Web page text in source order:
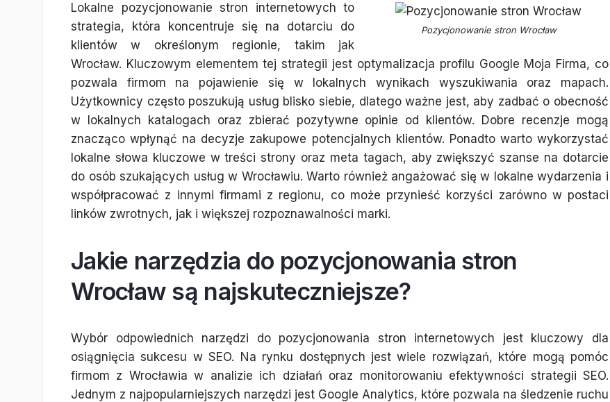
Pozycjonowanie stron Wrocław
Lokalne pozycjonowanie stron internetowych to
strategia, która koncentruje się na dotarciu do
klientów w określonym regionie, takim jak
Wrocław. Kluczowym elementem tej strategii jest optymalizacja profilu Google Moja Firma, co
pozwala firmom na pojawienie się w lokalnych wynikach wyszukiwania oraz mapach.
Użytkownicy często poszukują usług blisko siebie, dlatego ważne jest, aby zadbać o obecność
w lokalnych katalogach oraz zbierać pozytywne opinie od klientów. Dobre recenzje mogą
znacząco wpłynąć na decyzje zakupowe potencjalnych klientów. Ponadto warto wykorzystać
lokalne słowa kluczowe w treści strony oraz meta tagach, aby zwiększyć szanse na dotarcie
do osób szukających usług w Wrocławiu. Warto również angażować się w lokalne wydarzenia i
współpracować z innymi firmami z regionu, co może przynieść korzyści zarówno w postaci
linków zwrotnych, jak i większej rozpoznawalności marki.
Jakie narzędzia do pozycjonowania stron
Wrocław są najskuteczniejsze?
Wybór odpowiednich narzędzi do pozycjonowania stron internetowych jest kluczowy dla
osiągnięcia sukcesu w SEO. Na rynku dostępnych jest wiele rozwiązań, które mogą pomóc
firmom z Wrocławia w analizie ich działań oraz monitorowaniu efektywności strategii SEO.
Jednym z najpopularniejszych narzędzi jest Google Analytics, które pozwala na śledzenie ruchu